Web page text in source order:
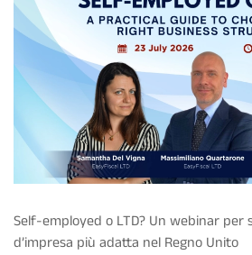
Self-employed o LTD? Un webinar per
d’impresa più adatta nel Regno Unito